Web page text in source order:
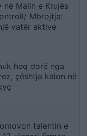
në Malin e Krujës
Mbrojtja:
vatër aktive
heq dorë nga
çështja kalon në
talentin e